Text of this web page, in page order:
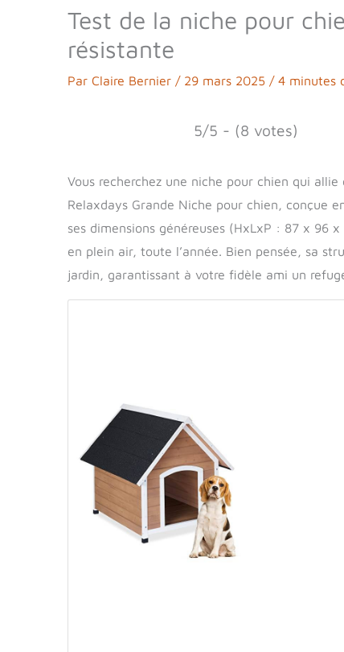
Test de la niche pour
résistante
Par Claire Bernier / 29 mars 2025 / 4 minutes
5/5 - (8 votes)
Vous recherchez une niche pour chien qui
Relaxdays Grande Niche pour chien, conçue
ses dimensions généreuses (HxLxP : 87 x 96
en plein air, toute l’année. Bien pensée, sa
jardin, garantissant à votre fidèle ami un